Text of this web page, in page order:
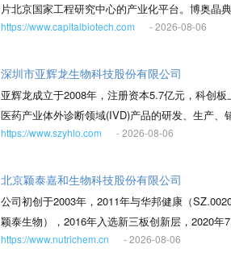
片北京国家工程研究中心的产业化平台。博奥晶
技术，拥有研发、生产、销售以及第三方独立医
包、实验整体解决方案等，系列产品和服务已出
国家技术发明奖二等奖，在转化成果方面实现了
领、资源统筹、合作共赢的独特优势，博奥晶典
品，为精准诊断、精准健康提供创新型精准医学
https://www.capitalbiotech.com - 2026-08-06
深圳市亚辉龙生物科技股份有限公司
亚辉龙成立于2008年，注册资本5.7亿元，科创
医药产业体外诊断领域(IVD)产品的研发、生产
权示范企业，并荣获广东省制造业单项冠军、深
技术平台，产品涵盖自身免疫、心血管、生殖健
产品广泛应用于各级医院、卫生院、社区门诊及
时，亚辉龙积极开拓国际市场，产品已远销欧洲
可。 亚辉龙秉承“专注生命健康事业，努力让科
https://www.szyhlo.com - 2026-08-06
北京颖泰嘉和生物科技股份有限公司
公司初创于2003年，2011年与华邦健康（
颖泰生物），2016年入选新三板创新层，2020
司。 公司是以研发为基础、以市场需求为先导的
https://www.nutrichem.cn - 2026-08-06